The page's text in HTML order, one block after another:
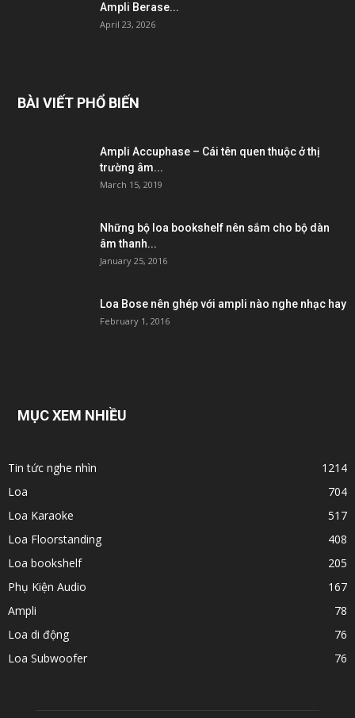
Ampli Berase...
April 23, 2026
BÀI VIẾT PHỔ BIẾN
Ampli Accuphase – Cái tên quen thuộc ở thị
trường âm...
March 15, 2019
Những bộ loa bookshelf nên sắm cho bộ dàn
âm thanh...
January 25, 2016
Loa Bose nên ghép với ampli nào nghe nhạc hay
February 1, 2016
MỤC XEM NHIỀU
Tin tức nghe nhìn
1214
Loa
704
Loa Karaoke
517
Loa Floorstanding
408
Loa bookshelf
205
Phụ Kiện Audio
167
Ampli
78
Loa di động
76
Loa Subwoofer
76